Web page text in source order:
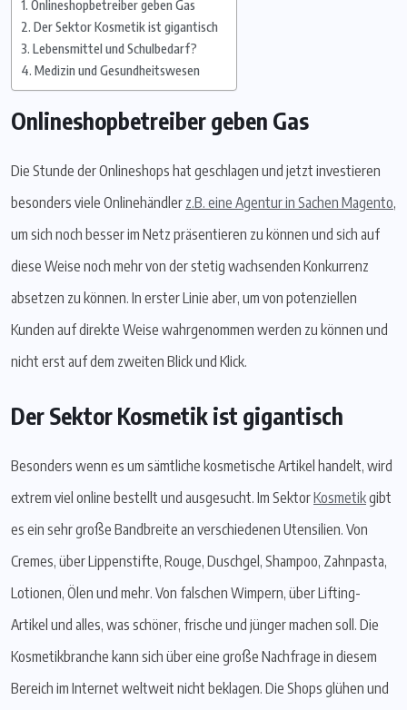
Onlineshopbetreiber geben Gas
Der Sektor Kosmetik ist gigantisch
Lebensmittel und Schulbedarf?
Medizin und Gesundheitswesen
Onlineshopbetreiber geben Gas
Die Stunde der Onlineshops hat geschlagen und jetzt investieren
besonders viele Onlinehändler z.B. eine Agentur in Sachen Magento,
um sich noch besser im Netz präsentieren zu können und sich auf
diese Weise noch mehr von der stetig wachsenden Konkurrenz
absetzen zu können. In erster Linie aber, um von potenziellen
Kunden auf direkte Weise wahrgenommen werden zu können und
nicht erst auf dem zweiten Blick und Klick.
Der Sektor Kosmetik ist gigantisch
Besonders wenn es um sämtliche kosmetische Artikel handelt, wird
extrem viel online bestellt und ausgesucht. Im SektorKosmetikgibt
es ein sehr große Bandbreite an verschiedenen Utensilien. Von
Cremes, über Lippenstifte, Rouge, Duschgel, Shampoo, Zahnpasta,
Lotionen, Ölen und mehr. Von falschen Wimpern, über Lifting-
Artikel und alles, was schöner, frische und jünger machen soll. Die
Kosmetikbranche kann sich über eine große Nachfrage in diesem
Bereich im Internet weltweit nicht beklagen. Die Shops glühen und